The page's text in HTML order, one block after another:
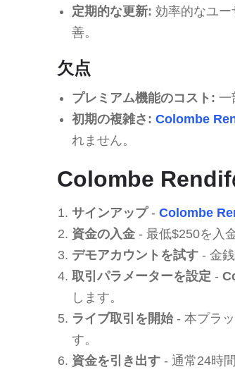
定期的な更新: 効率的なユ
善。
欠点
プレミアム機能のコスト: 一
初期の複雑さ: Colombe
れません。
Colombe Rendif
サインアップ- Colombe
資金の入金- 最低$250を入
デモアカウントを試す- 金銭
取引パラメーターを設定 -
します。
ライブ取引を開始- 本プラ
す。
資金を引き出す- 通常24時